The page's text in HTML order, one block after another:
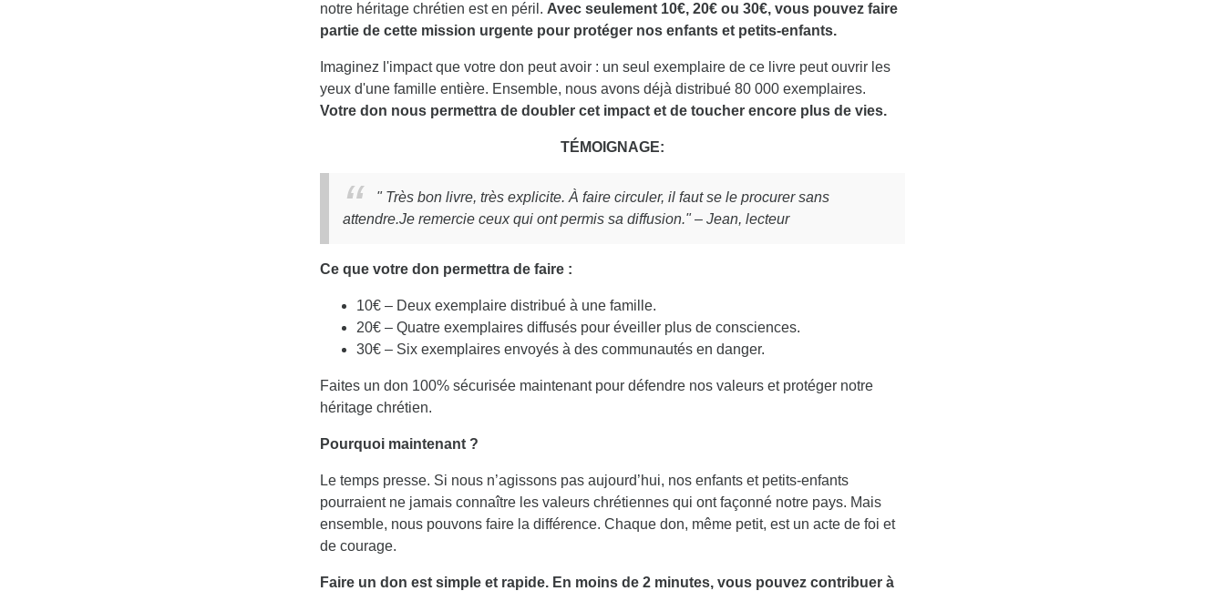
notre héritage chrétien est en péril. Avec seulement 10€, 20€ ou 30€, vous pouvez faire
partie de cette mission urgente pour protéger nos enfants et petits-enfants.
Imaginez l'impact que votre don peut avoir : un seul exemplaire de ce livre peut ouvrir les
yeux d'une famille entière. Ensemble, nous avons déjà distribué 80 000 exemplaires.
Votre don nous permettra de doubler cet impact et de toucher encore plus de vies.
TÉMOIGNAGE:
" Très bon livre, très explicite. À faire circuler, il faut se le procurer sans
attendre.Je remercie ceux qui ont permis sa diffusion." – Jean, lecteur
Ce que votre don permettra de faire :
10€ – Deux exemplaire distribué à une famille.
20€ – Quatre exemplaires diffusés pour éveiller plus de consciences.
30€ – Six exemplaires envoyés à des communautés en danger.
Faites un don 100% sécurisée maintenant pour défendre nos valeurs et protéger notre
héritage chrétien.
Pourquoi maintenant ?
Le temps presse. Si nous n’agissons pas aujourd’hui, nos enfants et petits-enfants
pourraient ne jamais connaître les valeurs chrétiennes qui ont façonné notre pays. Mais
ensemble, nous pouvons faire la différence. Chaque don, même petit, est un acte de foi et
de courage.
Faire un don est simple et rapide. En moins de 2 minutes, vous pouvez contribuer à